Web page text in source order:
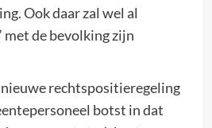
Ook daar zal wel al
met de bevolking zijn
rechtspositieregeling
botst in dat